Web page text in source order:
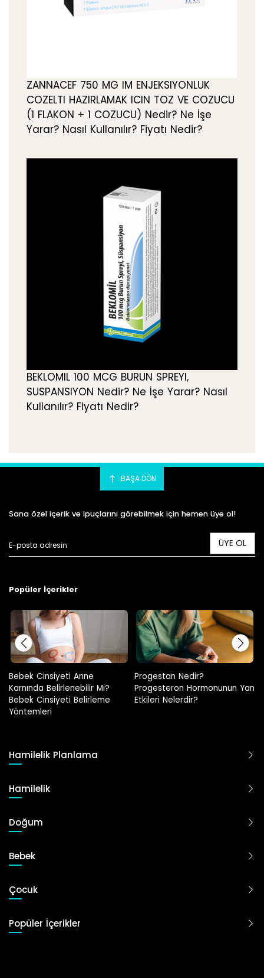
ZANNACEF 750 MG IM ENJEKSIYONLUK
COZELTI HAZIRLAMAK ICIN TOZ VE COZUCU
(1 FLAKON + 1 COZUCU) Nedir? Ne İşe
Yarar? Nasıl Kullanılır? Fiyatı Nedir?
BEKLOMIL 100 MCG BURUN SPREYI,
SUSPANSIYON Nedir? Ne İşe Yarar? Nasıl
Kullanılır? Fiyatı Nedir?
BAŞA DÖN
Sana özel içerik ve ipuçlarını görebilmek için hemen üye ol!
ÜYE OL
Popüler İçerikler
Progestan Nedir?
Progesteron Hormonunun Yan
Etkileri Nelerdir?
Hamilelikte Adet Görülür Mü?
Hamilelik Planlama
Hamilelik
Doğum
Bebek
Çocuk
Popüler İçerikler